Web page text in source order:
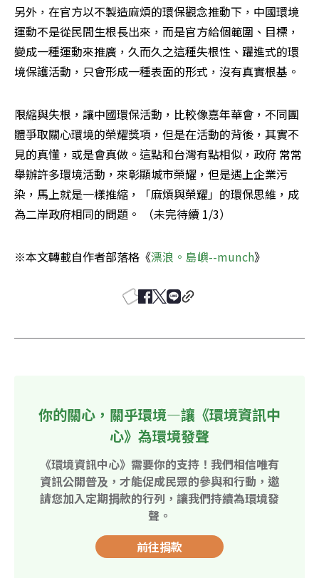
另外，在官方以不製造麻煩的環保觀念推動下，中國環境
運動不是從民間生根長出來，而是官方給個範圍、目標，
變成一種運動來推廣，久而久之這種失根性、躍進式的環
境保護活動，只會形成一種表面的形式，沒有真實根基。
限縮與失根，讓中國環保活動，比較像嘉年華會，不同團
體爭取關心環境的榮耀獎項，但是在活動的背後，其實不
見的真懂，或是會真做。這點和台灣有點相似，政府 常常
舉辦許多環境活動，來彰顯城市榮耀，但是遇上企業污
染，馬上就是一樣推縮，「麻煩與榮耀」的環保思維，成
為二岸政府相同的問題。 （未完待續 1/3）
※本文轉載自作者部落格《漂浪。島嶼--munch》
你的關心，關乎環境—讓《環境資訊中
心》為環境發聲
《環境資訊中心》需要你的支持！我們相信唯有
資訊公開普及，才能促成民眾的參與和行動，邀
請您加入定期捐款的行列，讓我們持續為環境發
聲。
前往捐款